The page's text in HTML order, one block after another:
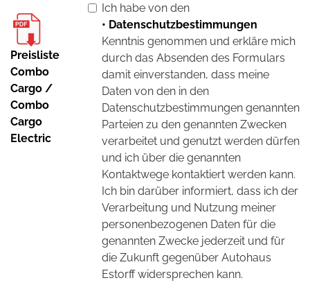
Preisliste
Combo
Cargo /
Combo
Cargo
Electric
Ich habe von den
• Datenschutzbestimmungen
Kenntnis genommen und erkläre mich
durch das Absenden des Formulars
damit einverstanden, dass meine
Daten von den in den
Datenschutzbestimmungen genannten
Parteien zu den genannten Zwecken
verarbeitet und genutzt werden dürfen
und ich über die genannten
Kontaktwege kontaktiert werden kann.
Ich bin darüber informiert, dass ich der
Verarbeitung und Nutzung meiner
personenbezogenen Daten für die
genannten Zwecke jederzeit und für
die Zukunft gegenüber Autohaus
Estorff widersprechen kann.